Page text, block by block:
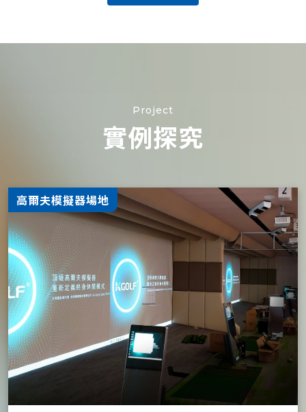
Project
實例探究
高爾夫模擬器場地